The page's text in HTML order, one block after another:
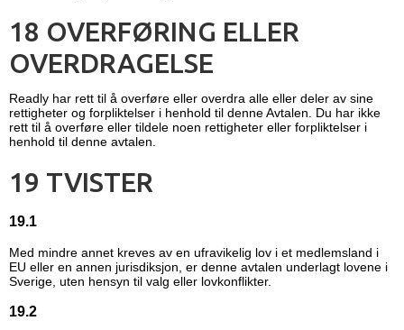
18 OVERFØRING ELLER
OVERDRAGELSE
Readly har rett til å overføre eller overdra alle eller deler av sine
rettigheter og forpliktelser i henhold til denne Avtalen. Du har ikke
rett til å overføre eller tildele noen rettigheter eller forpliktelser i
henhold til denne avtalen.
19 TVISTER
19.1
Med mindre annet kreves av en ufravikelig lov i et medlemsland i
EU eller en annen jurisdiksjon, er denne avtalen underlagt lovene i
Sverige, uten hensyn til valg eller lovkonflikter.
19.2